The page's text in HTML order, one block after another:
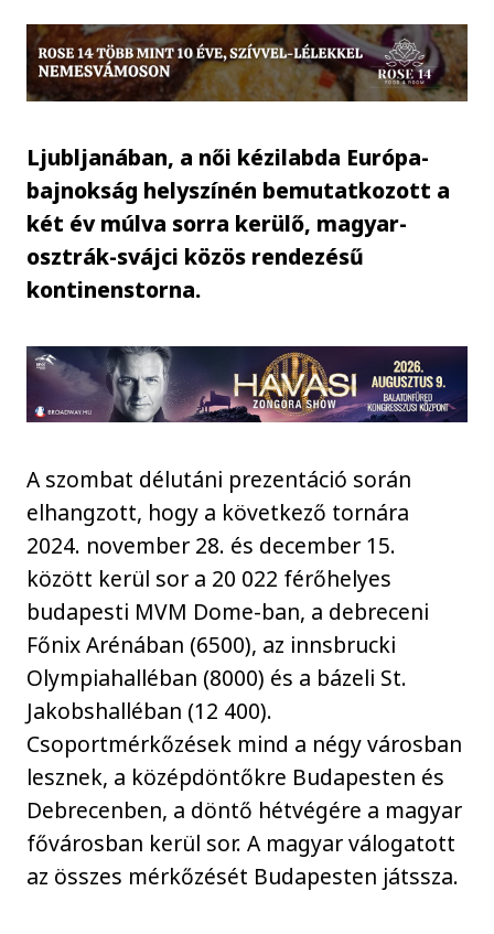
Ljubljanában, a női kézilabda Európa-
bajnokság helyszínén bemutatkozott a
két év múlva sorra kerülő, magyar-
osztrák-svájci közös rendezésű
kontinenstorna.
A szombat délutáni prezentáció során
elhangzott, hogy a következő tornára
2024. november 28. és december 15.
között kerül sor a 20 022 férőhelyes
budapesti MVM Dome-ban, a debreceni
Főnix Arénában (6500), az innsbrucki
Olympiahalléban (8000) és a bázeli St.
Jakobshalléban (12 400).
Csoportmérkőzések mind a négy városban
lesznek, a középdöntőkre Budapesten és
Debrecenben, a döntő hétvégére a magyar
fővárosban kerül sor. A magyar válogatott
az összes mérkőzését Budapesten játssza.